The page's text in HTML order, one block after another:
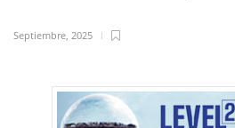
Septiembre, 2025